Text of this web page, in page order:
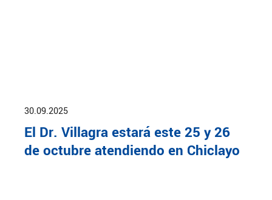
30.09.2025
El Dr. Villagra estará este 25 y 26
de octubre atendiendo en Chiclayo